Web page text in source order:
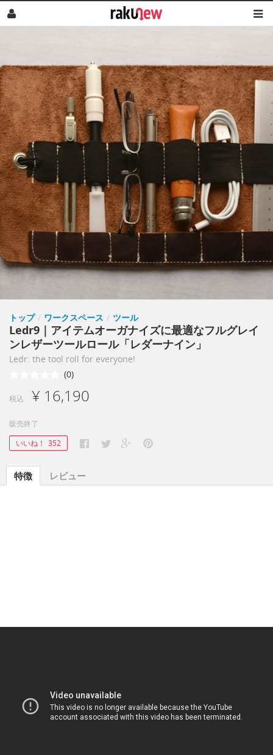
トップ / ワークスペース / ツール
Ledr9｜アイテムオーガナイズに最適なフルグレイ
ンレザーツールロール「レダーナイン」
Ledr: the tool roll for everyone!
(0)
税込 ¥ 16,190
販売終了
いいね！ 352
特徴 レビュー